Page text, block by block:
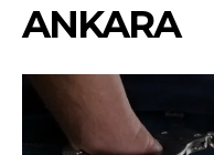
ANKARA